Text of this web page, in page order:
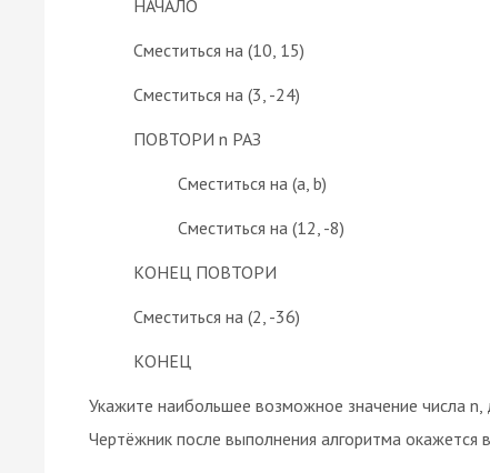
НАЧАЛО
Сместиться на (10, 15)
Сместиться на (3, -24)
ПОВТОРИ n РАЗ
Сместиться на (a, b)
Сместиться на (12, -8)
КОНЕЦ ПОВТОРИ
Сместиться на (2, -36)
КОНЕЦ
Укажите наибольшее возможное значение числа n,
Чертёжник после выполнения алгоритма